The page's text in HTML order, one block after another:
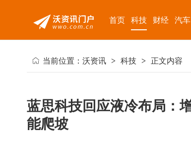
首页 科技 财经 汽车
当前位置： 沃资讯 > 科技 > 正文内容
蓝思科技回应液冷布局：
能爬坡